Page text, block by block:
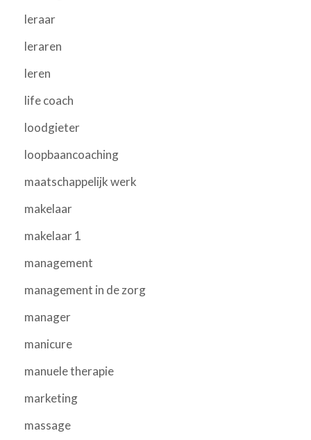
leraar
leraren
leren
life coach
loodgieter
loopbaancoaching
maatschappelijk werk
makelaar
makelaar 1
management
management in de zorg
manager
manicure
manuele therapie
marketing
massage